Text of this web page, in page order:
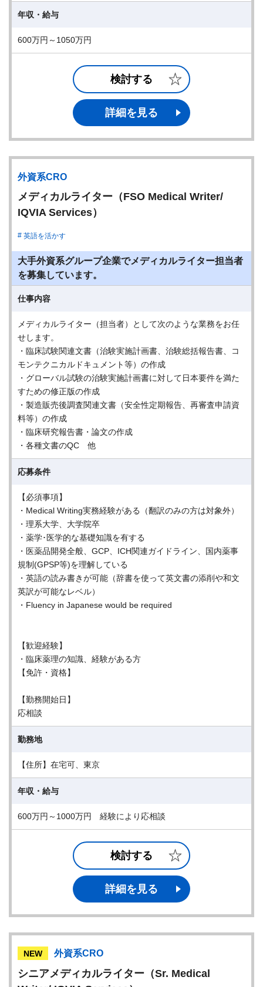
年収・給与
600万円～1050万円
検討する
詳細を見る
外資系CRO
メディカルライター（FSO Medical Writer/
IQVIA Services）
英語を活かす
大手外資系グループ企業でメディカルライター担当者
を募集しています。
仕事内容
メディカルライター（担当者）として次のような業務をお任
せします。
・臨床試験関連文書（治験実施計画書、治験総括報告書、コ
モンテクニカルドキュメント等）の作成
・グローバル試験の治験実施計画書に対して日本要件を満た
すための修正版の作成
・製造販売後調査関連文書（安全性定期報告、再審査申請資
料等）の作成
・臨床研究報告書・論文の作成
・各種文書のQC 他
応募条件
【必須事項】
・Medical Writing実務経験がある（翻訳のみの方は対象外）
・理系大学、大学院卒
・薬学･医学的な基礎知識を有する
・医薬品開発全般、GCP、ICH関連ガイドライン、国内薬事
規制(GPSP等)を理解している
・英語の読み書きが可能（辞書を使って英文書の添削や和文
英訳が可能なレベル）
・Fluency in Japanese would be required
【歓迎経験】
・臨床薬理の知識、経験がある方
【免許・資格】
【勤務開始日】
応相談
勤務地
【住所】在宅可、東京
年収・給与
600万円～1000万円 経験により応相談
検討する
詳細を見る
NEW 外資系CRO
シニアメディカルライター（Sr. Medical